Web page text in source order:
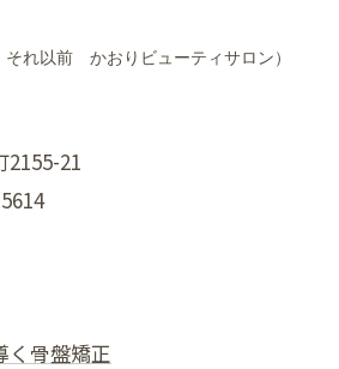
それ以前　かおりビューティサロン）
2155-21
く骨盤矯正